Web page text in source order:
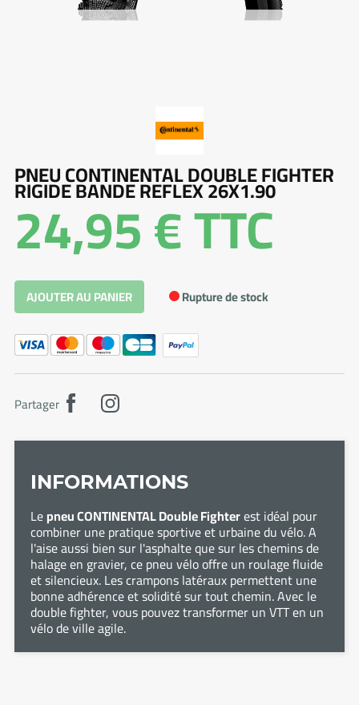
INFORMATIONS
Lepneu CONTINENTAL Double Fighterest idéal pour
combiner une pratique sportive et urbaine du vélo. A
l'aise aussi bien sur l'asphalte que sur les chemins de
halage en gravier, ce pneu vélo offre un roulage fluide
et silencieux. Les crampons latéraux permettent une
bonne adhérence et solidité sur tout chemin. Avec le
double fighter, vous pouvez transformer un VTT en un
vélo de ville agile.
PNEU CONTINENTAL DOUBLE FIGHTER
RIGIDE BANDE REFLEX 26X1.90
24,95 €TTC
AJOUTER AU PANIER Rupture de stock
Partager